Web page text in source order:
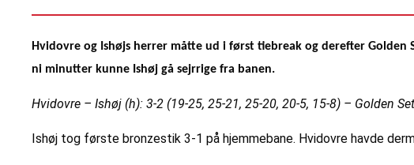
Hvidovre og Ishøjs herrer måtte ud i først tiebreak og derefter
ni minutter kunne Ishøj gå sejrrige fra banen.
Hvidovre – Ishøj (h): 3-2 (19-25, 25-21, 25-20, 20-5, 15-8) – Golden
Ishøj tog første bronzestik 3-1 på hjemmebane. Hvidovre havde